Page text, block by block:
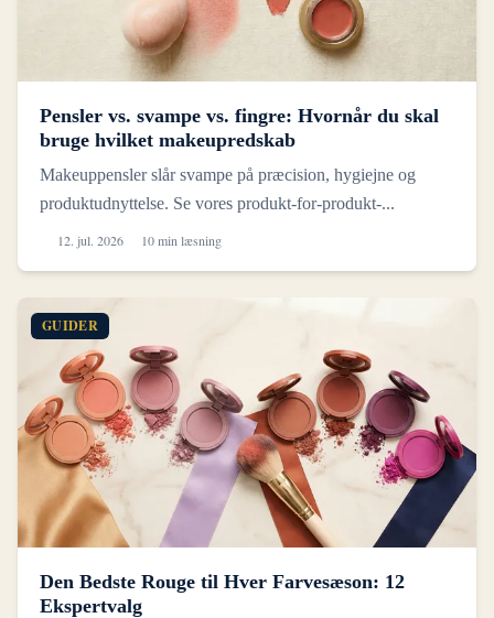
Pensler vs. svampe vs. fingre: Hvornår du skal
bruge hvilket makeupredskab
Makeuppensler slår svampe på præcision, hygiejne og
produktudnyttelse. Se vores produkt-for-produkt-...
12. jul. 2026 10 min læsning
GUIDER
Den Bedste Rouge til Hver Farvesæson: 12
Ekspertvalg